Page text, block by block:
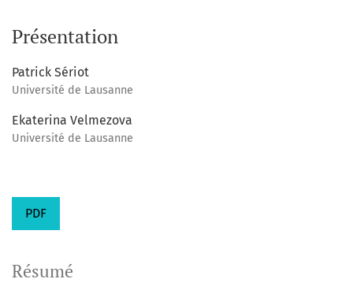
Présentation
Patrick Sériot
Université de Lausanne
Ekaterina Velmezova
Université de Lausanne
PDF
Résumé